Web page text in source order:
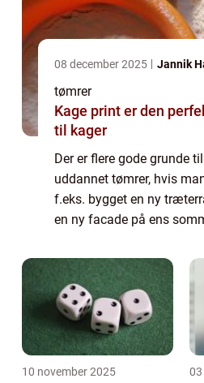
08 december 2025 Jannik
tømrer
Kage print er den
til kager
Der er flere gode grunde
uddannet tømrer, hvis
f.eks. bygget en ny
en ny facade på ens
erfaring, hvilke gør at han
10 november 2025